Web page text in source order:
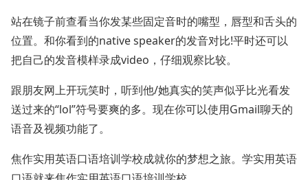
站在镜子前查看当你发某些固定音时的嘴型，唇型和舌头的
位置。和你看到的native speaker的发音对比!平时还可以
把自己的发音模样录成video，仔细观察比较。
跟朋友网上开玩笑时，听到他/她真实的笑声似乎比光看发
送过来的“lol”符号要爽的多。现在你可以使用Gmail聊天的
语音及视频功能了。
焦作实用英语口语培训学校成就你的梦想之旅。学实用英语